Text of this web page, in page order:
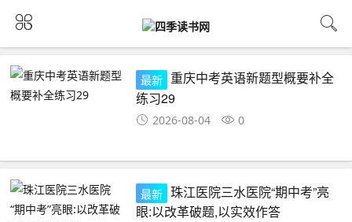
最新 重庆中考英语新题型概要补全
练习29
2026-08-04 0
最新 珠江医院三水医院“期中考”亮
眼:以改革破题,以实效作答